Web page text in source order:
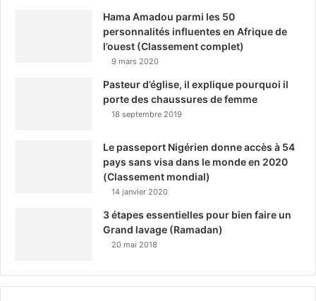
Hama Amadou parmi les 50
personnalités influentes en Afrique de
l’ouest (Classement complet)
9 mars 2020
Pasteur d’église, il explique pourquoi il
porte des chaussures de femme
18 septembre 2019
Le passeport Nigérien donne accès à 54
pays sans visa dans le monde en 2020
(Classement mondial)
14 janvier 2020
3 étapes essentielles pour bien faire un
Grand lavage (Ramadan)
20 mai 2018